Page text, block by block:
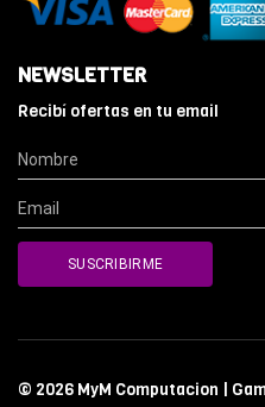
NEWSLETTER
Recibí ofertas en tu email
© 2026 MyM Computacion |